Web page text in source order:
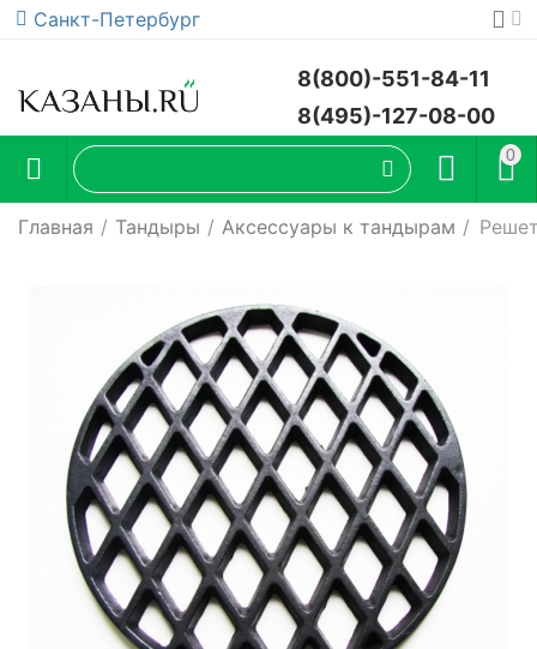
Санкт-Петербург
8(800)-551-84-11
8(495)-127-08-00
0
Главная / Тандыры / Аксессуары к тандырам /